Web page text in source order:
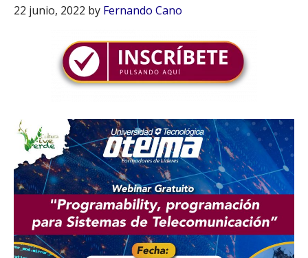
22 junio, 2022 by Fernando Cano